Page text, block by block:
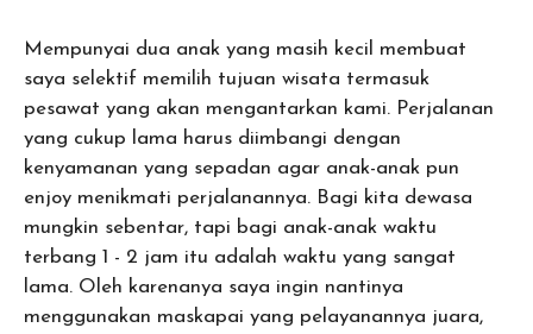
Mempunyai dua anak yang masih kecil membuat
saya selektif memilih tujuan wisata termasuk
pesawat yang akan mengantarkan kami. Perjalanan
yang cukup lama harus diimbangi dengan
kenyamanan yang sepadan agar anak-anak pun
enjoy menikmati perjalanannya. Bagi kita dewasa
mungkin sebentar, tapi bagi anak-anak waktu
terbang 1 - 2 jam itu adalah waktu yang sangat
lama. Oleh karenanya saya ingin nantinya
menggunakan maskapai yang pelayanannya juara,